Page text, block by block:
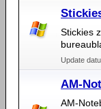
Stickies
Update
AM-
AM-